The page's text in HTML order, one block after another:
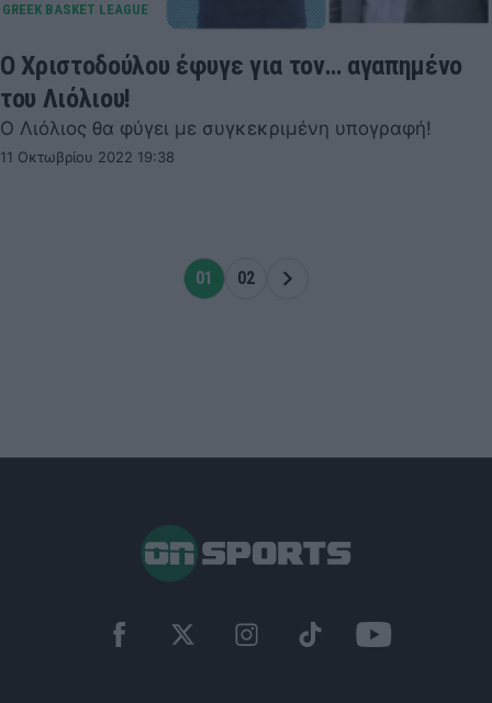
Ο Χριστοδούλου έφυγε για τον… αγαπημένο
του Λιόλιου!
Ο Λιόλιος θα φύγει με συγκεκριμένη υπογραφή!
11 Οκτωβρίου 2022 19:38
01 02